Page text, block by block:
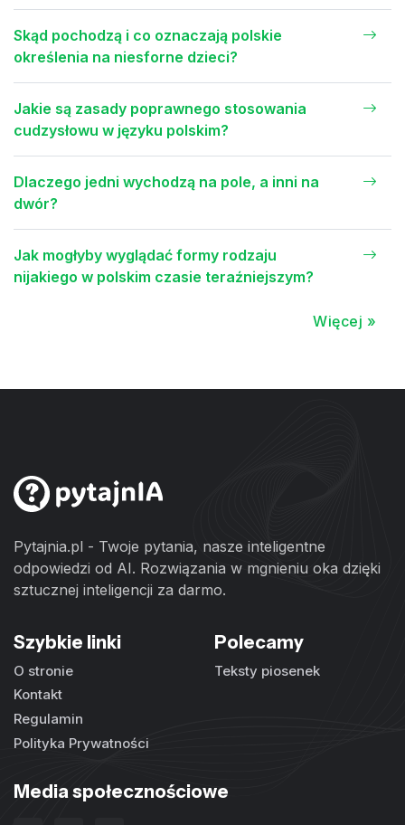
Skąd pochodzą i co oznaczają polskie
określenia na niesforne dzieci?
Jakie są zasady poprawnego stosowania
cudzysłowu w języku polskim?
Dlaczego jedni wychodzą na pole, a inni na
dwór?
Jak mogłyby wyglądać formy rodzaju
nijakiego w polskim czasie teraźniejszym?
Więcej »
Pytajnia.pl - Twoje pytania, nasze inteligentne
odpowiedzi od AI. Rozwiązania w mgnieniu oka dzięki
sztucznej inteligencji za darmo.
Szybkie linki
O stronie
Kontakt
Regulamin
Polityka Prywatności
Polecamy
Teksty piosenek
Media społecznościowe